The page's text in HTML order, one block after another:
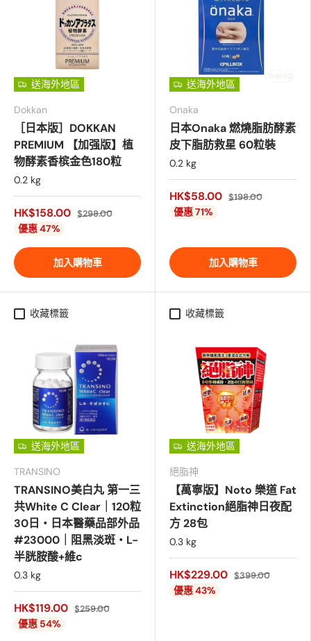
送海外地區
Dokkan
［日本版］DOKKAN
PREMIUM 【加强版】植
物酵素香槟金色180粒
0.2 kg
HK$158.00 $298.00
優惠 47%
加入購物車
送海外地區
Onaka
日本Onaka 燃燒脂肪酵素
皮下脂肪救星 60粒裝
0.2 kg
HK$58.00 $198.00
優惠 71%
加入購物車
收藏標籤
送海外地區
TRANSINO
TRANSINO美白丸 第一三
共White C Clear｜120粒
30日・日本醫藥品部外品
#23000｜阻黑淡斑・L-
半胱胺酸+維c
0.3 kg
HK$119.00 $259.00
優惠 54%
收藏標籤
送海外地區
絕脂神
【萬寧版】Noto 樂道 Fat
Extinction絕脂神日夜配
方 28包
0.3 kg
HK$229.00 $399.00
優惠 43%